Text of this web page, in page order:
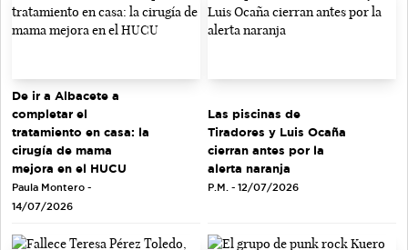
De ir a Albacete a
completar el
tratamiento en casa: la
cirugía de mama
mejora en el HUCU
Paula Montero -
14/07/2026
Las piscinas de
Tiradores y Luis Ocaña
cierran antes por la
alerta naranja
P.M. - 12/07/2026